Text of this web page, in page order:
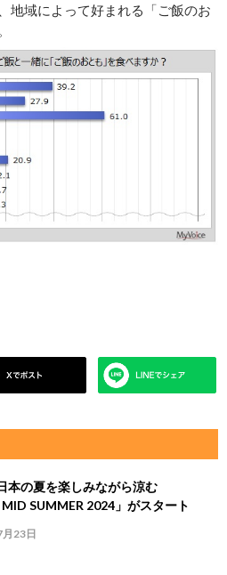
地域によって好まれる「ご飯のお
本の夏を楽しみながら涼む
MID SUMMER 2024」がスタート
23日